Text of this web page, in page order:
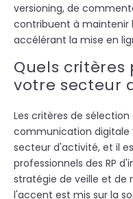
versioning, de
contribuent à maintenir
accélérant la mise en
Quels critères
votre secteur
Les critères de
communication digitale
secteur d'activité, et il
professionnels des RP
stratégie de veille et de
l'accent est mis sur la